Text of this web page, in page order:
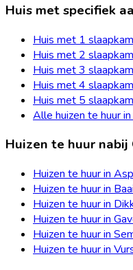
Huis met specifiek
Huis met 1
Huis met 2
Huis met 3
Huis met 4
Huis met 5
Alle huizen te huur
Huizen te huur nabij
Huizen te huur in
Huizen te huur in
Huizen te huur in
Huizen te huur in
Huizen te huur in
Huizen te huur in